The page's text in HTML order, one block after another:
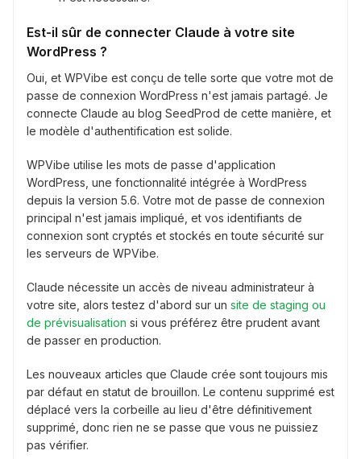
Est-il sûr de connecter Claude à votre site
WordPress ?
Oui, et WPVibe est conçu de telle sorte que votre mot de
passe de connexion WordPress n'est jamais partagé. Je
connecte Claude au blog SeedProd de cette manière, et
le modèle d'authentification est solide.
WPVibe utilise les mots de passe d'application
WordPress, une fonctionnalité intégrée à WordPress
depuis la version 5.6. Votre mot de passe de connexion
principal n'est jamais impliqué, et vos identifiants de
connexion sont cryptés et stockés en toute sécurité sur
les serveurs de WPVibe.
Claude nécessite un accès de niveau administrateur à
votre site, alors testez d'abord sur un site de staging ou
de prévisualisation si vous préférez être prudent avant
de passer en production.
Les nouveaux articles que Claude crée sont toujours mis
par défaut en statut de brouillon. Le contenu supprimé est
déplacé vers la corbeille au lieu d'être définitivement
supprimé, donc rien ne se passe que vous ne puissiez
pas vérifier.